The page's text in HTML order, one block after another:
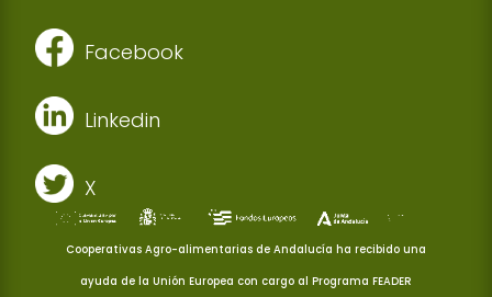
Facebook
Linkedin
X
Cooperativas Agro-alimentarias de Andalucía ha recibido una
ayuda de la Unión Europea con cargo al Programa FEADER